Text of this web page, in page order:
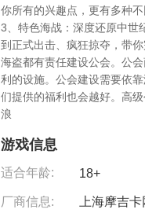
你所有的兴趣点，更有多种
3、特色海战：深度还原中世
到正式出击、疯狂掠夺，带
海盗都有责任建设公会。公
利的设施。公会建设需要依
们提供的福利也会越好。高
浪
游戏信息
适合年龄: 18+
厂商信息: 上海摩吉